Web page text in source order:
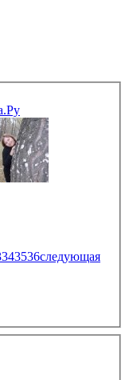
343536следующая